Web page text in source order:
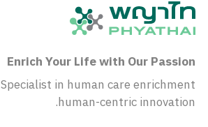
Enrich Your Life with Our Passion
Specialist in human care enrichment
human-centric innovation.